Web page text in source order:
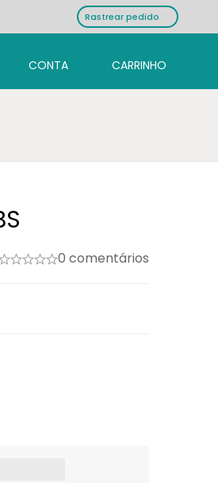
Rastrear pedido
0 comentários